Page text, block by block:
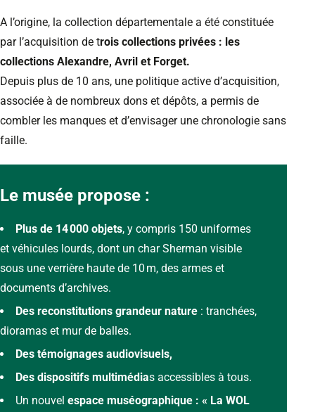
A l’origine, la collection départementale a été constituée
par l’acquisition de trois collections privées : les
collections Alexandre, Avril et Forget.
Depuis plus de 10 ans, une politique active d’acquisition,
associée à de nombreux dons et dépôts, a permis de
combler les manques et d’envisager une chronologie sans
faille.
Le musée propose :
Plus de 14 000 objets, y compris 150 uniformes
et véhicules lourds, dont un char Sherman visible
sous une verrière haute de 10 m, des armes et
documents d’archives.
Des reconstitutions grandeur nature : tranchées,
dioramas et mur de balles.
Des témoignages audiovisuels,
Des dispositifs multimédias accessibles à tous.
Un nouvel espace muséographique : « La WOL